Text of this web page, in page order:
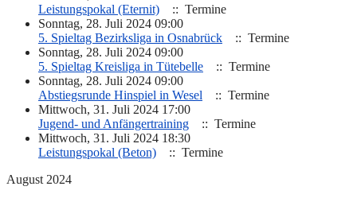
Leistungspokal (Eternit)
:: Termine
Sonntag, 28. Juli 2024 09:00
5. Spieltag Bezirksliga in Osnabrück
:: Termine
Sonntag, 28. Juli 2024 09:00
5. Spieltag Kreisliga in Tütebelle
:: Termine
Sonntag, 28. Juli 2024 09:00
Abstiegsrunde Hinspiel in Wesel
:: Termine
Mittwoch, 31. Juli 2024 17:00
Jugend- und Anfängertraining
:: Termine
Mittwoch, 31. Juli 2024 18:30
Leistungspokal (Beton)
:: Termine
August 2024